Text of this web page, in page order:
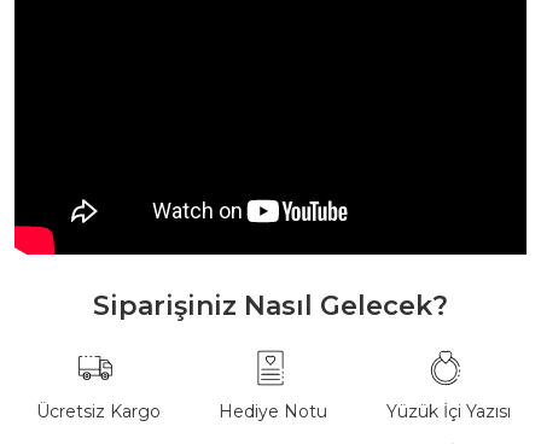
Siparişiniz Nasıl Gelecek?
Ücretsiz Kargo Hediye Notu Yüzük İçi Yazısı